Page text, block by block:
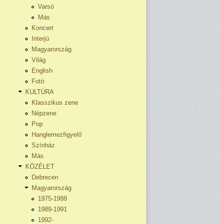
Varsó
Más
Koncert
Interjú
Magyarország
Világ
English
Fotó
KULTÚRA
Klasszikus zene
Népzene
Pop
Hanglemezfigyelő
Színház
Más
KÖZÉLET
Debrecen
Magyarország
1975-1988
1989-1991
1992-